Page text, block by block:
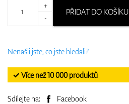
+
-
PŘIDAT DO KOŠÍKU
Nenašli jste, co jste hledali?
✓ Více než 10 000 produktů
Sdílejte na: Facebook